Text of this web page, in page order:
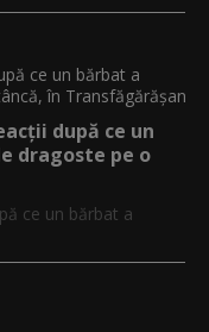
după ce un
dragoste pe o
ce un bărbat a